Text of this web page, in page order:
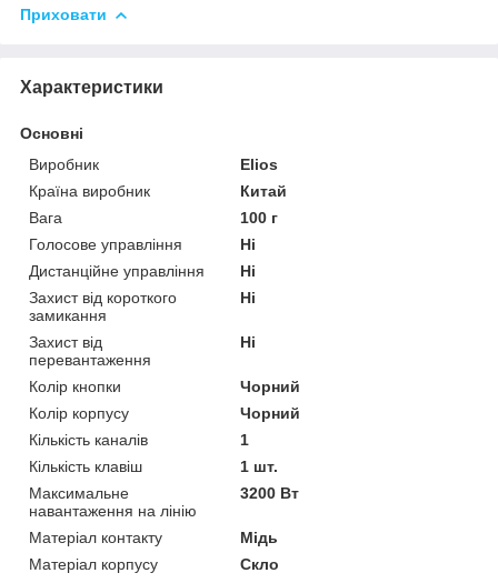
Приховати
Характеристики
Основні
Виробник
Elios
Країна виробник
Китай
Вага
100 г
Голосове управління
Ні
Дистанційне управління
Ні
Захист від короткого
замикання
Ні
Захист від
перевантаження
Ні
Колір кнопки
Чорний
Колір корпусу
Чорний
Кількість каналів
1
Кількість клавіш
1 шт.
Максимальне
навантаження на лінію
3200 Вт
Матеріал контакту
Мідь
Матеріал корпусу
Скло